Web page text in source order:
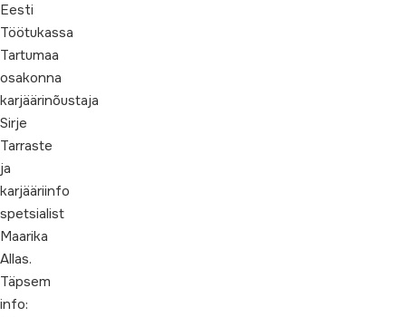
Eesti
Töötukassa
Tartumaa
osakonna
karjäärinõustaja
Sirje
Tarraste
ja
karjääriinfo
spetsialist
Maarika
Allas.
Täpsem
info: